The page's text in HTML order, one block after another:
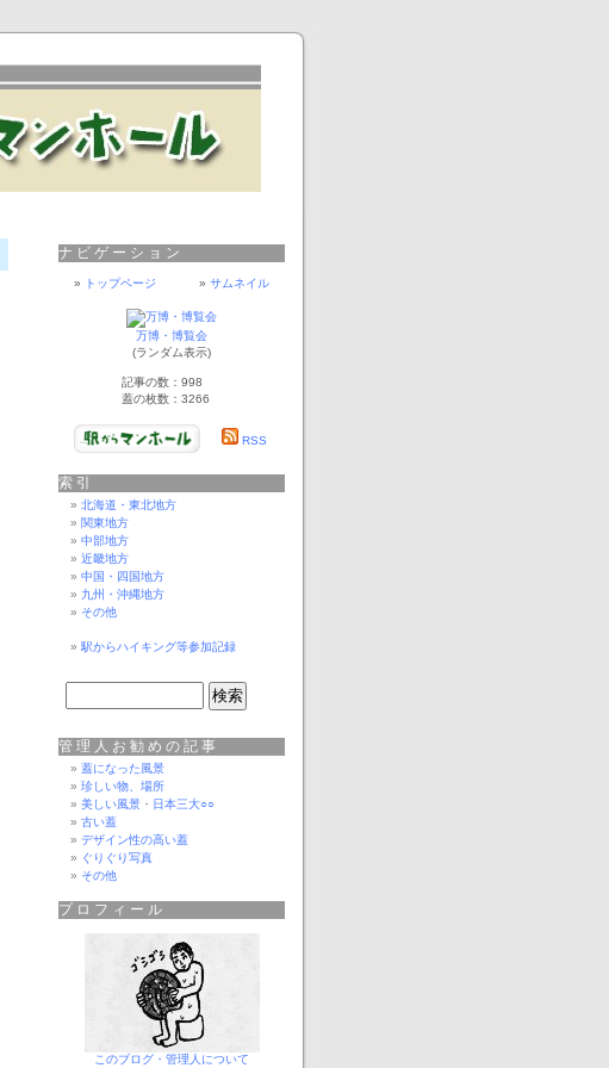
ナビゲーション
» トップページ » サムネイル
万博・博覧会
(ランダム表示)
記事の数：998
蓋の枚数：3266
RSS
索引
北海道・東北地方
関東地方
中部地方
近畿地方
中国・四国地方
九州・沖縄地方
その他
駅からハイキング等参加記録
管理人お勧めの記事
蓋になった風景
珍しい物、場所
美しい風景 ・ 日本三大○○
古い蓋
デザイン性の高い蓋
ぐりぐり写真
その他
プロフィール
このブログ・管理人について